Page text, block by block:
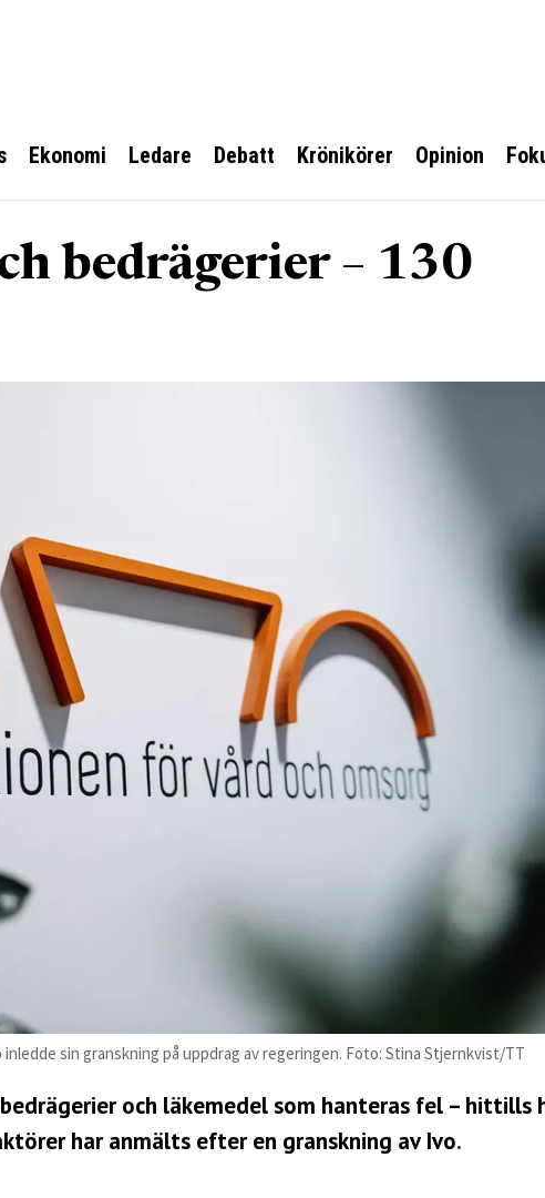
Ekonomi Ledare Debatt Krönikörer Opinion
bedrägerier – 130
sin granskning på uppdrag av regeringen. Foto: Stina Stjernkvist/TT
och läkemedel som hanteras fel – hittills
har anmälts efter en granskning av Ivo.